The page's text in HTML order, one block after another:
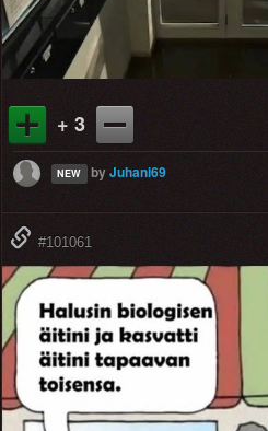
+ 3
NEW byJuhani69
#101061